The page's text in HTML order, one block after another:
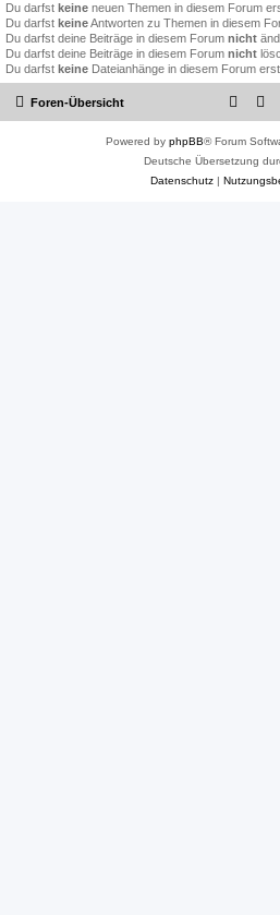
Du darfst keine neuen Themen in diesem Forum
Du darfst keineAntworten zu Themen in diesem
Du darfst deine Beiträge in diesem Forum nicht
Du darfst deine Beiträge in diesem Forum nicht
Du darfst keine Dateianhänge in diesem Forum
Foren-Übersicht
Powered by phpBB® Forum
Deutsche Übersetzung
Datenschutz|